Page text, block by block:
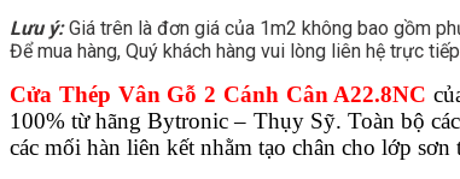
Lưu ý: Giá trên là đơn giá của 1m2 không bao gồm
Để mua hàng, Quý khách hàng vui lòng liên hệ trực
Cửa Thép Vân Gỗ 2 Cánh Cân A22.8NC
100% từ hãng Bytronic – Thụy Sỹ. Toàn bộ
các mối hàn liên kết nhằm tạo chân cho lớp